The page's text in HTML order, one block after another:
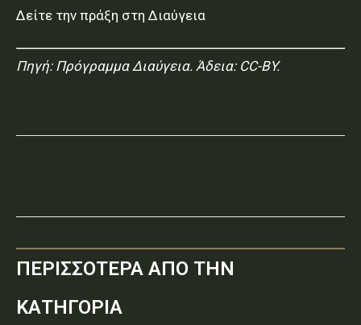
Δείτε την πράξη στη Διαύγεια
Πηγή: Πρόγραμμα Διαύγεια. Άδεια: CC-BY.
ΠΕΡΙΣΣΟΤΕΡΑ ΑΠΟ ΤΗΝ
ΚΑΤΗΓΟΡΙΑ